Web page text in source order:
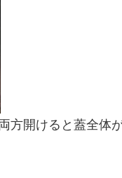
方開けると蓋全体